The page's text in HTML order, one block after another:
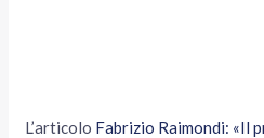
L’articolo Fabrizio Raimondi: «Il